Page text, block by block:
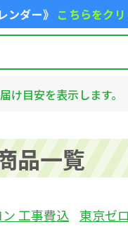
ンダー》 こちらをク
け目安を表示します。
品一覧
工事費込 東京ゼ